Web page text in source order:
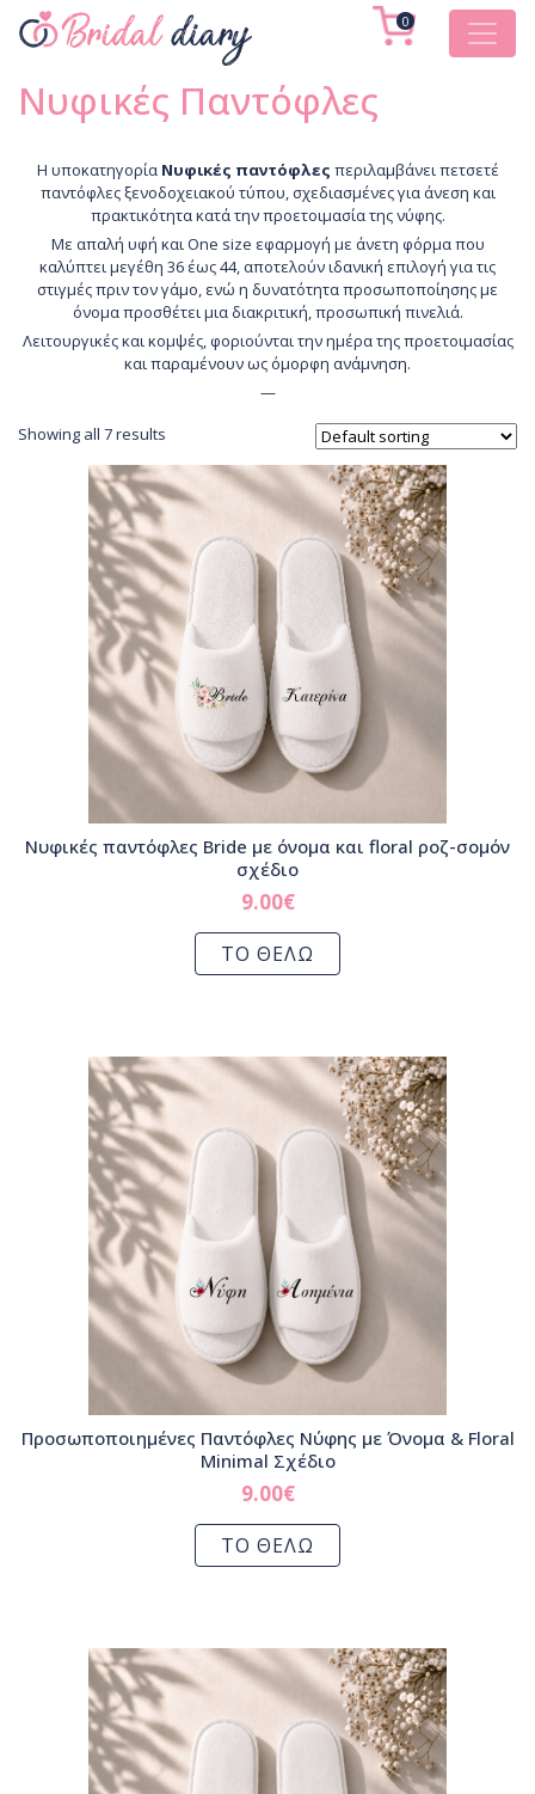
0
Νυφικές Παντόφλες
Η υποκατηγορία Νυφικές παντόφλες περιλαμβάνει πετσετέ
παντόφλες ξενοδοχειακού τύπου, σχεδιασμένες για άνεση και
πρακτικότητα κατά την προετοιμασία της νύφης.
Με απαλή υφή και One size εφαρμογή με άνετη φόρμα που
καλύπτει μεγέθη 36 έως 44, αποτελούν ιδανική επιλογή για τις
στιγμές πριν τον γάμο, ενώ η δυνατότητα προσωποποίησης με
όνομα προσθέτει μια διακριτική, προσωπική πινελιά.
Λειτουργικές και κομψές, φοριούνται την ημέρα της προετοιμασίας
και παραμένουν ως όμορφη ανάμνηση.
—
Showing all 7 results
Νυφικές παντόφλες Bride με όνομα και floral ροζ-σομόν
σχέδιο
9.00€
ΤΟ ΘΕΛΩ
Προσωποποιημένες Παντόφλες Νύφης με Όνομα & Floral
Minimal Σχέδιο
9.00€
ΤΟ ΘΕΛΩ